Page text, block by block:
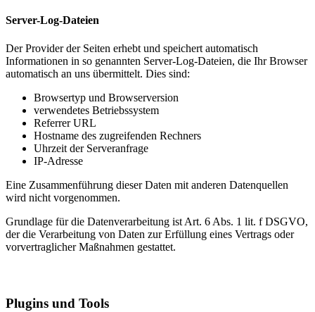
Server-Log-Dateien
Der Provider der Seiten erhebt und speichert automatisch
Informationen in so genannten Server-Log-Dateien, die Ihr Browser
automatisch an uns übermittelt. Dies sind:
Browsertyp und Browserversion
verwendetes Betriebssystem
Referrer URL
Hostname des zugreifenden Rechners
Uhrzeit der Serveranfrage
IP-Adresse
Eine Zusammenführung dieser Daten mit anderen Datenquellen
wird nicht vorgenommen.
Grundlage für die Datenverarbeitung ist Art. 6 Abs. 1 lit. f DSGVO,
der die Verarbeitung von Daten zur Erfüllung eines Vertrags oder
vorvertraglicher Maßnahmen gestattet.
Plugins und Tools